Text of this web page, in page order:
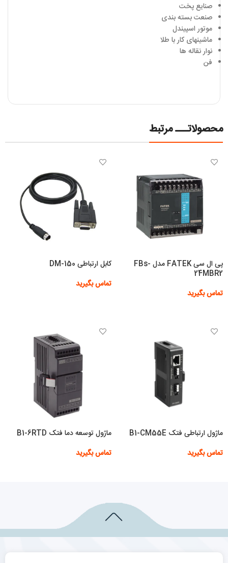
صنایع پخت
صنعت بسته بندی
موتور اسپیندل
ماشینهای کار با طلا
نوار نقاله ها
فن
محصولاتـــ مرتبط
پی ال سی FATEK مدل FBs-
24MBR2
تماس بگیرید
کابل ارتباطی DM-150
تماس بگیرید
ماژول ارتباطی فتک B1-CM55E
تماس بگیرید
ماژول توسعه دما فتک B1-6RTD
تماس بگیرید